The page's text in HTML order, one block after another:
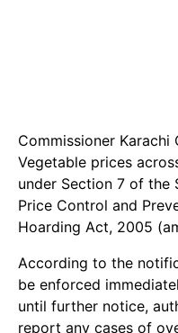
Commissioner
Vegetable prices
under Section 7 of the
Price Control and
Hoarding Act, 2005
According to the
be enforced
until further notice,
report any cases of